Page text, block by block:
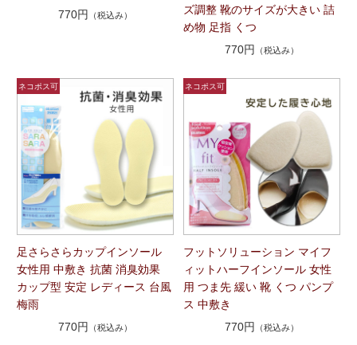
770円
（税込み）
ズ調整 靴のサイズが大きい 詰
め物 足指 くつ
770円
（税込み）
足さらさらカップインソール
女性用 中敷き 抗菌 消臭効果
カップ型 安定 レディース 台風
梅雨
770円
（税込み）
フットソリューション マイフ
ィットハーフインソール 女性
用 つま先 緩い 靴 くつ パンプ
ス 中敷き
770円
（税込み）